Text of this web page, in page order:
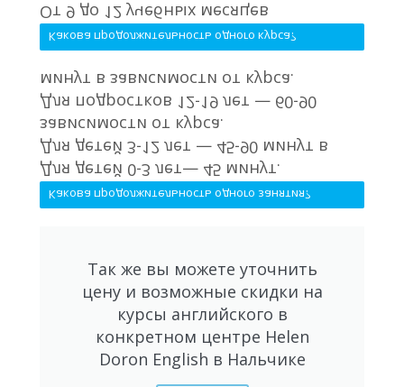
От 9 до 12 учебных месяцев
Какова продолжительность одного курса?
Для детей 0-3 лет— 45 минут.
Для детей 3-12 лет — 45-90 минут в
зависимости от курса.
Для подростков 12-19 лет — 60-90
минут в зависимости от курса.
Какова продолжительность одного занятия?
Так же вы можете уточнить
цену и возможные скидки на
курсы английского в
конкретном центре Helen
Doron English в Нальчике